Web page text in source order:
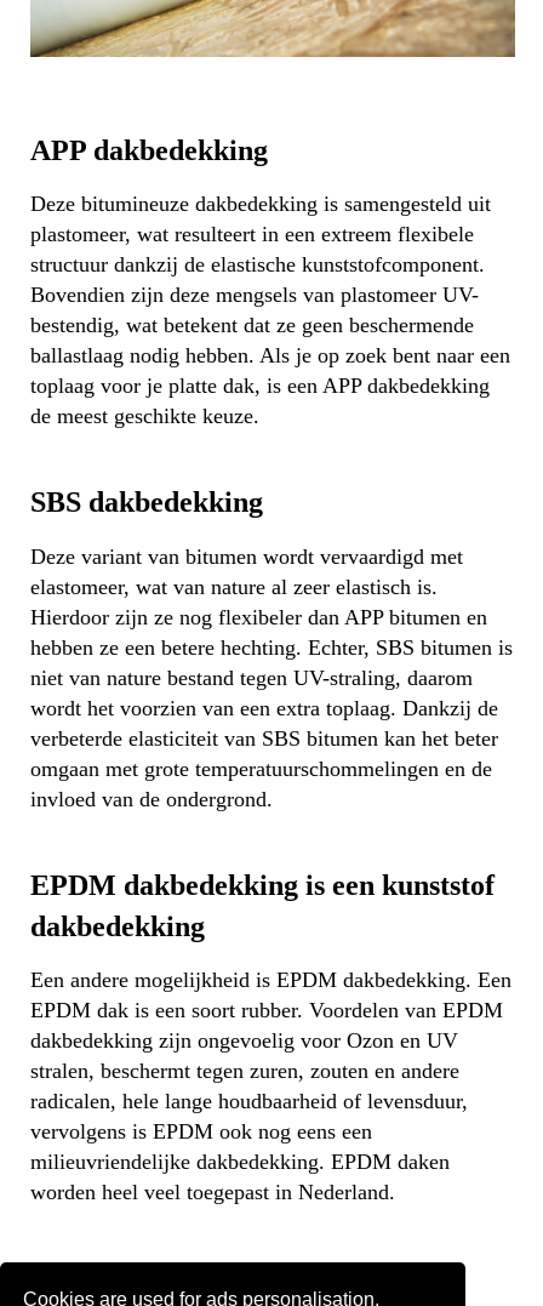
Cookies are used for ads personalisation.
APP dakbedekking
Deze bitumineuze dakbedekking is samengesteld uit
plastomeer, wat resulteert in een extreem flexibele
structuur dankzij de elastische kunststofcomponent.
Bovendien zijn deze mengsels van plastomeer UV-
bestendig, wat betekent dat ze geen beschermende
ballastlaag nodig hebben. Als je op zoek bent naar een
toplaag voor je platte dak, is een APP dakbedekking
de meest geschikte keuze.
SBS dakbedekking
Deze variant van bitumen wordt vervaardigd met
elastomeer, wat van nature al zeer elastisch is.
Hierdoor zijn ze nog flexibeler dan APP bitumen en
hebben ze een betere hechting. Echter, SBS bitumen is
niet van nature bestand tegen UV-straling, daarom
wordt het voorzien van een extra toplaag. Dankzij de
verbeterde elasticiteit van SBS bitumen kan het beter
omgaan met grote temperatuurschommelingen en de
invloed van de ondergrond.
EPDM dakbedekking is een kunststof
dakbedekking
Een andere mogelijkheid is EPDM dakbedekking. Een
EPDM dak is een soort rubber. Voordelen van EPDM
dakbedekking zijn ongevoelig voor Ozon en UV
stralen, beschermt tegen zuren, zouten en andere
radicalen, hele lange houdbaarheid of levensduur,
vervolgens is EPDM ook nog eens een
milieuvriendelijke dakbedekking. EPDM daken
worden heel veel toegepast in Nederland.